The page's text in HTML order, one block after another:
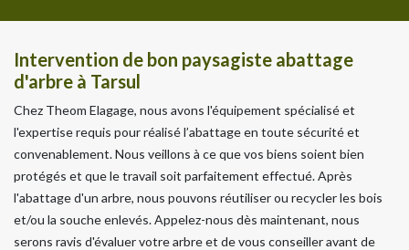
Intervention de bon paysagiste abattage
d'arbre à Tarsul
Chez Theom Elagage, nous avons l'équipement spécialisé et
l'expertise requis pour réalisé l’abattage en toute sécurité et
convenablement. Nous veillons à ce que vos biens soient bien
protégés et que le travail soit parfaitement effectué. Après
l'abattage d'un arbre, nous pouvons réutiliser ou recycler les bois
et/ou la souche enlevés. Appelez-nous dès maintenant, nous
serons ravis d'évaluer votre arbre et de vous conseiller avant de